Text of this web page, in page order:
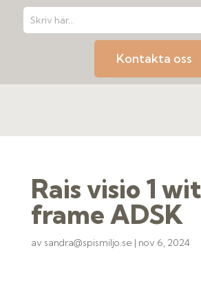
Kontakta oss
Rais visio 1
frame ADSK
av sandra@spismiljo.se | nov 6, 2024